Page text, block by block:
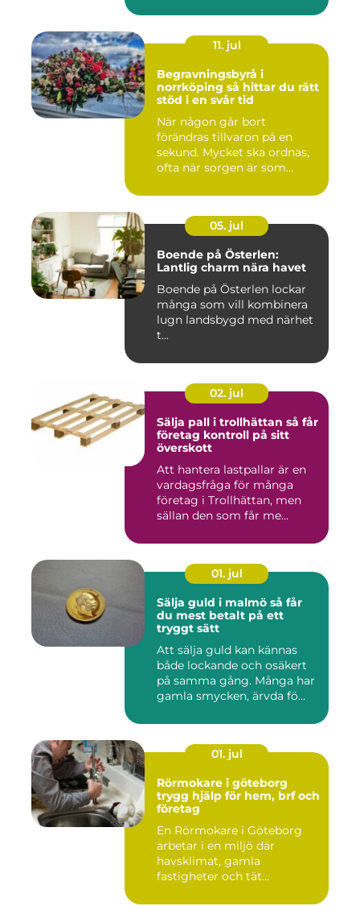
11. jul
Begravningsbyrå i
norrköping så hittar du rätt
stöd i en svår tid
När någon går bort
förändras tillvaron på en
sekund. Mycket ska ordnas,
ofta när sorgen är som
05. jul
Boende på Österlen:
Lantlig charm nära havet
Boende på Österlen lockar
många som vill kombinera
lugn landsbygd med närhet
t...
02. jul
Sälja pall i trollhättan så får
företag kontroll på sitt
överskott
Att hantera lastpallar är en
vardagsfråga för många
företag i Trollhättan, men
sällan den som får me...
01. jul
Sälja guld i malmö så får
du mest betalt på ett
tryggt sätt
Att sälja guld kan kännas
både lockande och osäkert
på samma gång. Många har
gamla smycken, ärvda fö...
01. jul
Rörmokare i göteborg
trygg hjälp för hem, brf och
företag
En Rörmokare i Göteborg
arbetar i en miljö där
havsklimat, gamla
fastigheter och tät